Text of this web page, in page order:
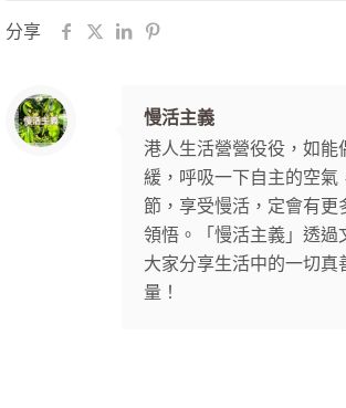
分享
慢活主義
港人生活營營役役，如能
緩，呼吸一下自主的空氣
節，享受慢活，定會有更
領悟。「慢活主義」透過
大家分享生活中的一切真
量！